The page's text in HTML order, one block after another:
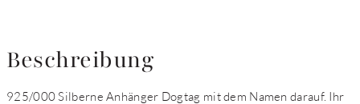
Beschreibung
925/000 Silberne Anhänger Dogtag mit dem Namen darauf. Ihr